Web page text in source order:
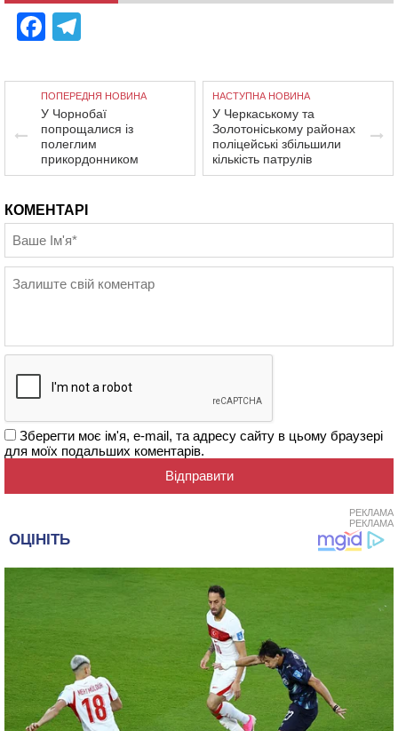
Facebook
ПОПЕРЕДНЯ НОВИНА
У Чорнобаї
попрощалися із
полеглим
прикордонником
НАСТУПНА НОВИНА
У Черкаському та
Золотоніському районах
поліцейські збільшили
кількість патрулів
КОМЕНТАРІ
Зберегти моє ім'я, e-mail, та адресу сайту в цьому браузері
для моїх подальших коментарів.
РЕКЛАМА
РЕКЛАМА